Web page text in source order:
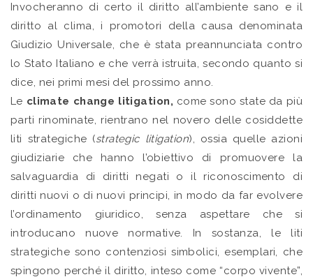
Invocheranno di certo il diritto all’ambiente sano e il
diritto al clima, i promotori della causa denominata
Giudizio Universale, che è stata preannunciata contro
lo Stato Italiano e che verrà istruita, secondo quanto si
dice, nei primi mesi del prossimo anno.
Le climate change litigation, come sono state da più
parti rinominate, rientrano nel novero delle cosiddette
liti strategiche (strategic litigation), ossia quelle azioni
giudiziarie che hanno l’obiettivo di promuovere la
salvaguardia di diritti negati o il riconoscimento di
diritti nuovi o di nuovi principi, in modo da far evolvere
l’ordinamento giuridico, senza aspettare che si
introducano nuove normative. In sostanza, le liti
strategiche sono contenziosi simbolici, esemplari, che
spingono perché il diritto, inteso come “corpo vivente”,